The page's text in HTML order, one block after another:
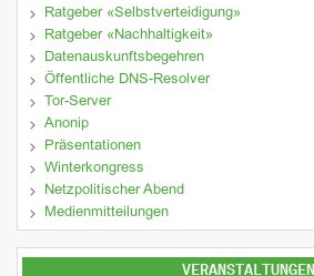
Ratgeber «Selbstverteidigung»
Ratgeber «Nachhaltigkeit»
Datenauskunftsbegehren
Öffentliche DNS-Resolver
Tor-Server
Anonip
Präsentationen
Winterkongress
Netzpolitischer Abend
Medienmitteilungen
VERANSTALTUNGEN